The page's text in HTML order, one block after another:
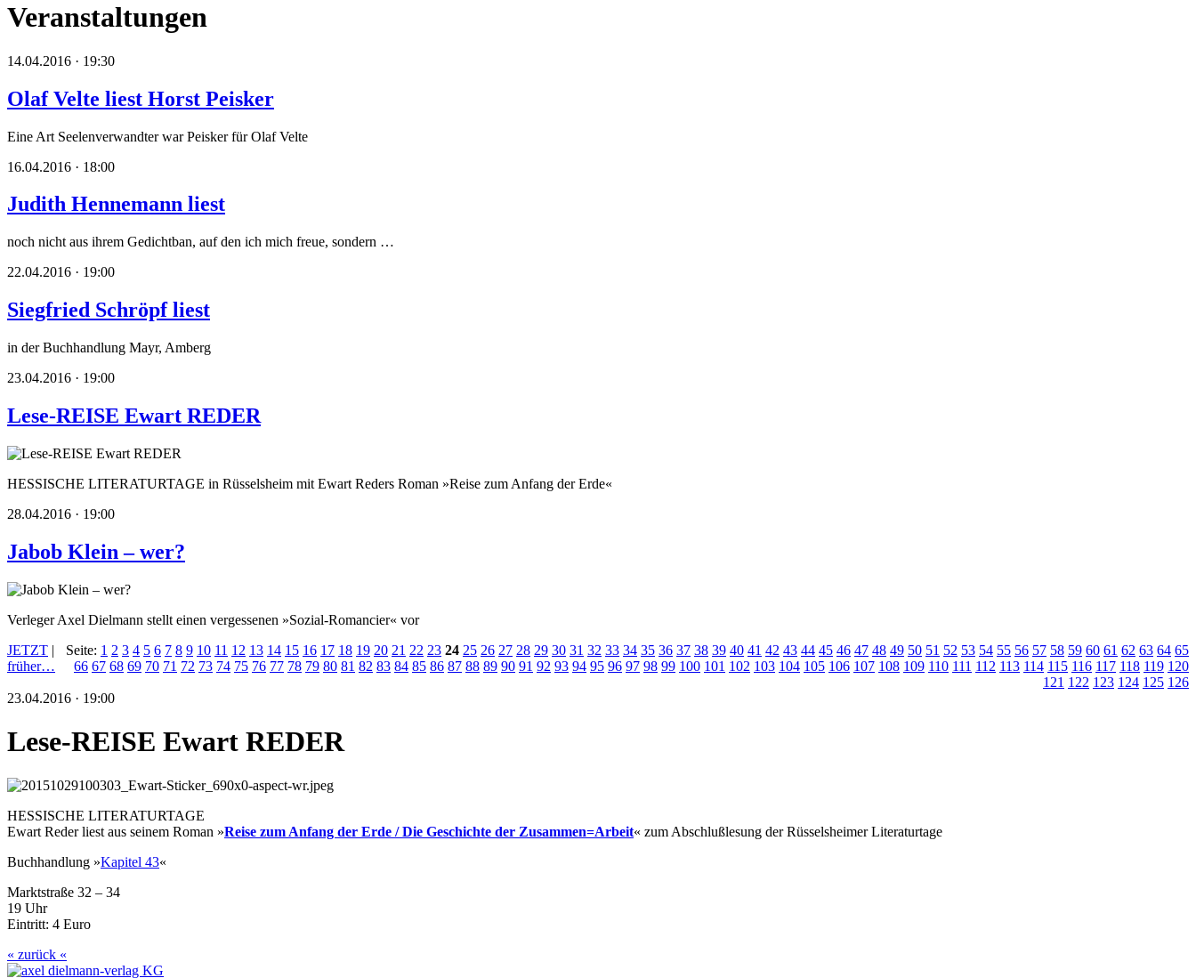
Veranstaltungen
14.04.2016 · 19:30
Olaf Velte liest Horst Peisker
Eine Art Seelenverwandter war Peisker für Olaf Velte
16.04.2016 · 18:00
Judith Hennemann liest
noch nicht aus ihrem Gedichtban, auf den ich mich freue, sondern …
22.04.2016 · 19:00
Siegfried Schröpf liest
in der Buchhandlung Mayr, Amberg
23.04.2016 · 19:00
Lese-REISE Ewart REDER
HESSISCHE LITERATURTAGE in Rüsselsheim mit Ewart Reders Roman »Reise zum Anfang der Erde«
28.04.2016 · 19:00
Jabob Klein – wer?
Verleger Axel Dielmann stellt einen vergessenen »Sozial-Romancier« vor
JETZT |
früher…
Seite: 1 2 3 4 5 6 7 8 9 10 11 12 13 14 15 16 17 18 19 20 21 22 23 24 25 26 27 28 29 30 31 32 33 34 35 36 37 38 39 40 41 42 43 44 45 46 47 48 49 50 51 52 53 54 55 56 57 58 59 60 61 62 63 64 65
66 67 68 69 70 71 72 73 74 75 76 77 78 79 80 81 82 83 84 85 86 87 88 89 90 91 92 93 94 95 96 97 98 99 100 101 102 103 104 105 106 107 108 109 110 111 112 113 114 115 116 117 118 119 120
121 122 123 124 125 126
23.04.2016 · 19:00
Lese-REISE Ewart REDER
HESSISCHE LITERATURTAGE
Ewart Reder liest aus seinem Roman »Reise zum Anfang der Erde / Die Geschichte der Zusammen=Arbeit« zum Abschlußlesung der Rüsselsheimer Literaturtage
Buchhandlung »Kapitel 43«
Marktstraße 32 – 34
19 Uhr
Eintritt: 4 Euro
« zurück «